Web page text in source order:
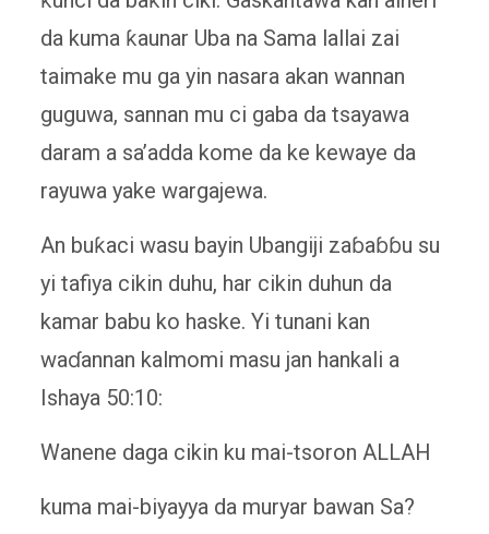
da kuma ƙaunar Uba na Sama lallai zai
taimake mu ga yin nasara akan wannan
guguwa, sannan mu ci gaba da tsayawa
daram a sa’adda kome da ke kewaye da
rayuwa yake wargajewa.
An buƙaci wasu bayin Ubangiji zaɓaɓɓu su
yi tafiya cikin duhu, har cikin duhun da
kamar babu ko haske. Yi tunani kan
waɗannan kalmomi masu jan hankali a
Ishaya 50:10:
Wanene daga cikin ku mai-tsoron ALLAH
kuma mai-biyayya da muryar bawan Sa?